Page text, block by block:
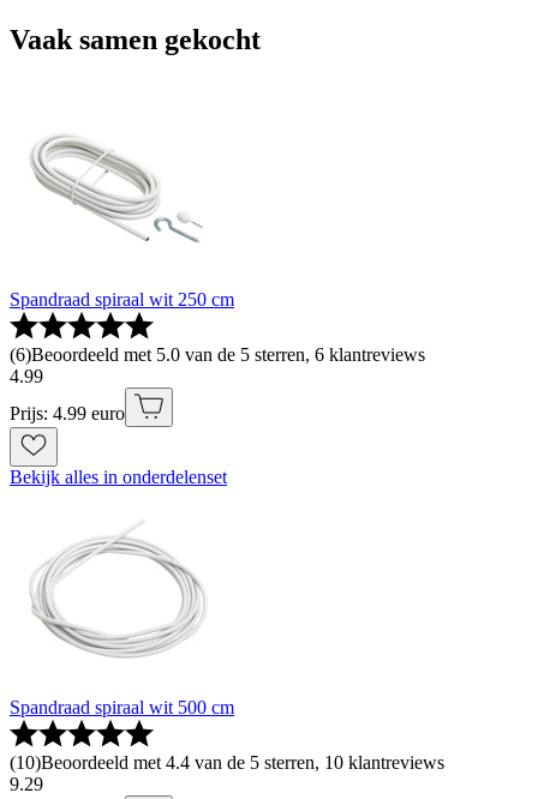
Vaak samen gekocht
Spandraad spiraal wit 250 cm
(6)Beoordeeld met 5.0 van de 5 sterren, 6 klantreviews
4.99
Prijs: 4.99 euro
Bekijk alles in onderdelenset
Spandraad spiraal wit 500 cm
(10)Beoordeeld met 4.4 van de 5 sterren, 10 klantreviews
9.29